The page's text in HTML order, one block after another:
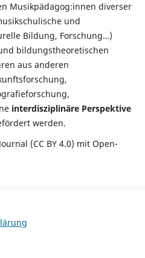
Musikpädagog:innen diverser
und
Bildung, Forschung…)
bildungstheoretischen
aus anderen
interdisziplinäre Perspektive
werden.
(CC BY 4.0) mit Open-